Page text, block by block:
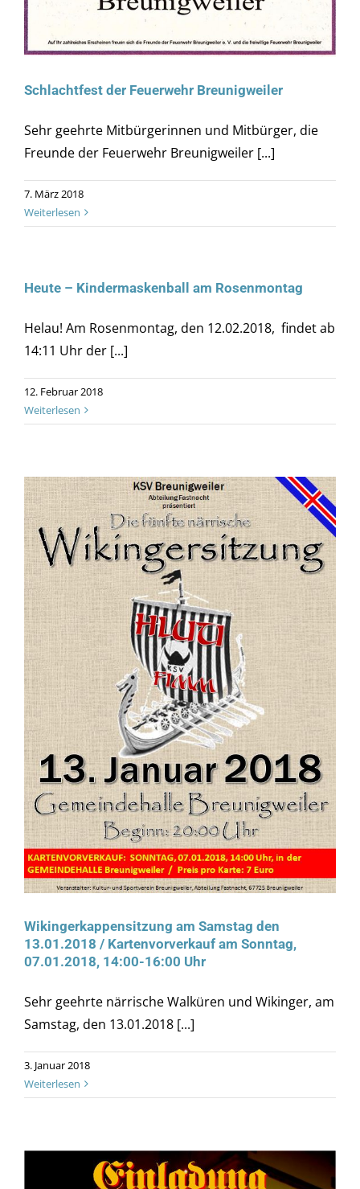
Schlachtfest der Feuerwehr Breunigweiler
Sehr geehrte Mitbürgerinnen und Mitbürger, die
Freunde der Feuerwehr Breunigweiler [...]
7. März 2018
Weiterlesen
Heute – Kindermaskenball am Rosenmontag
Helau! Am Rosenmontag, den 12.02.2018, findet ab
14:11 Uhr der [...]
12. Februar 2018
Weiterlesen
Wikingerkappensitzung am Samstag den
13.01.2018 / Kartenvorverkauf am Sonntag,
07.01.2018, 14:00-16:00 Uhr
Sehr geehrte närrische Walküren und Wikinger, am
Samstag, den 13.01.2018 [...]
3. Januar 2018
Weiterlesen